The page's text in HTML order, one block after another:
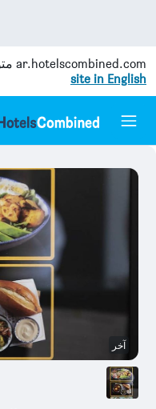
ar.hotelscombined.com
site in English
آخر